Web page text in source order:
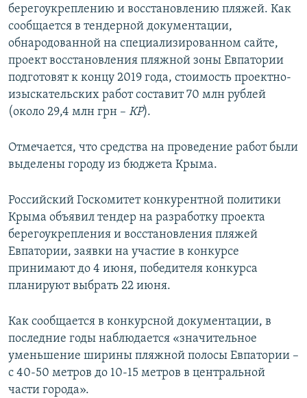
берегоукреплению и восстановлению пляжей. Как
сообщается в тендерной документации,
обнародованной на специализированном сайте,
проект восстановления пляжной зоны Евпатории
подготовят к концу 2019 года, стоимость проектно-
изыскательских работ составит 70 млн рублей
(около 29,4 млн грн – КР).
Отмечается, что средства на проведение работ были
выделены городу из бюджета Крыма.
Российский Госкомитет конкурентной политики
Крыма объявил тендер на разработку проекта
берегоукрепления и восстановления пляжей
Евпатории, заявки на участие в конкурсе
принимают до 4 июня, победителя конкурса
планируют выбрать 22 июня.
Как сообщается в конкурсной документации, в
последние годы наблюдается «значительное
уменьшение ширины пляжной полосы Евпатории –
с 40-50 метров до 10-15 метров в центральной
части города».